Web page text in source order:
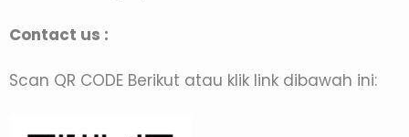
Contact us :
Scan QR CODE Berikut atau klik link dibawah ini: